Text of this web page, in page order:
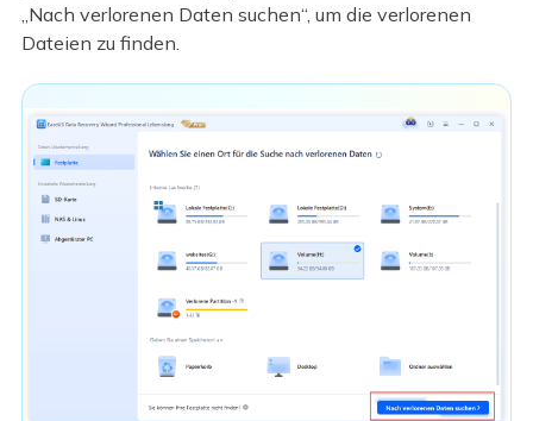
„Nach verlorenen Daten suchen“, um die verlorenen
Dateien zu finden.